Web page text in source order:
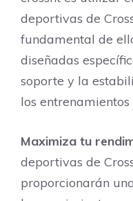
deportivas de
fundamental de
diseñadas
soporte y la
los entrenamientos
Maximiza tu
deportivas de
proporcionarán